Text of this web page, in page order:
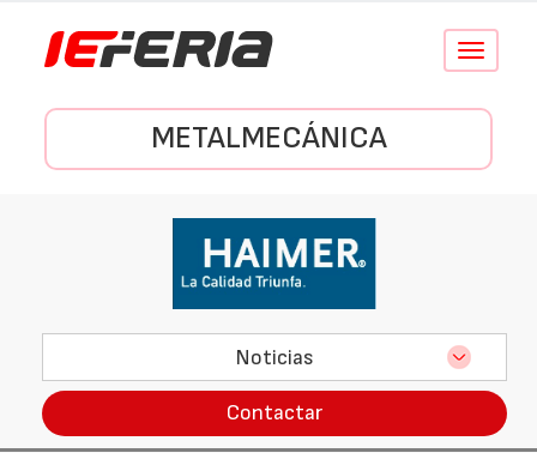
Conmutar
METALMECÁNICA
Noticias
Contactar